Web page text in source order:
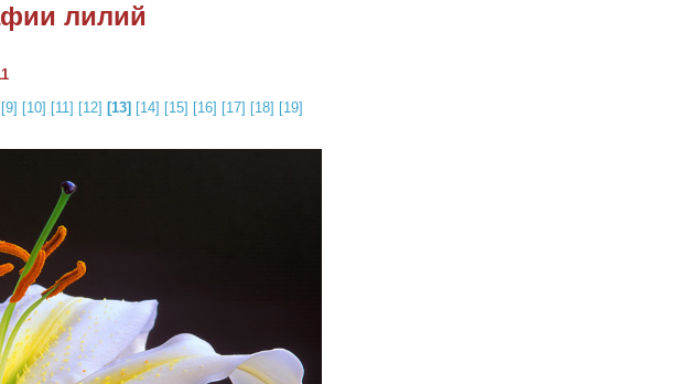
лилий
[9] [10] [11] [12] [13] [14] [15] [16] [17] [18] [19]